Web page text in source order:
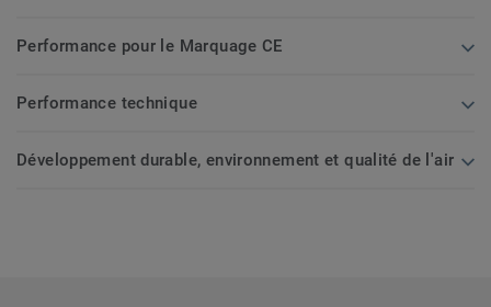
Performance pour le Marquage CE
Performance technique
Développement durable, environnement et qualité de l'air